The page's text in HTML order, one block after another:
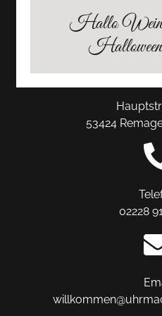
53424
02228
Hallo Wein
Halloween